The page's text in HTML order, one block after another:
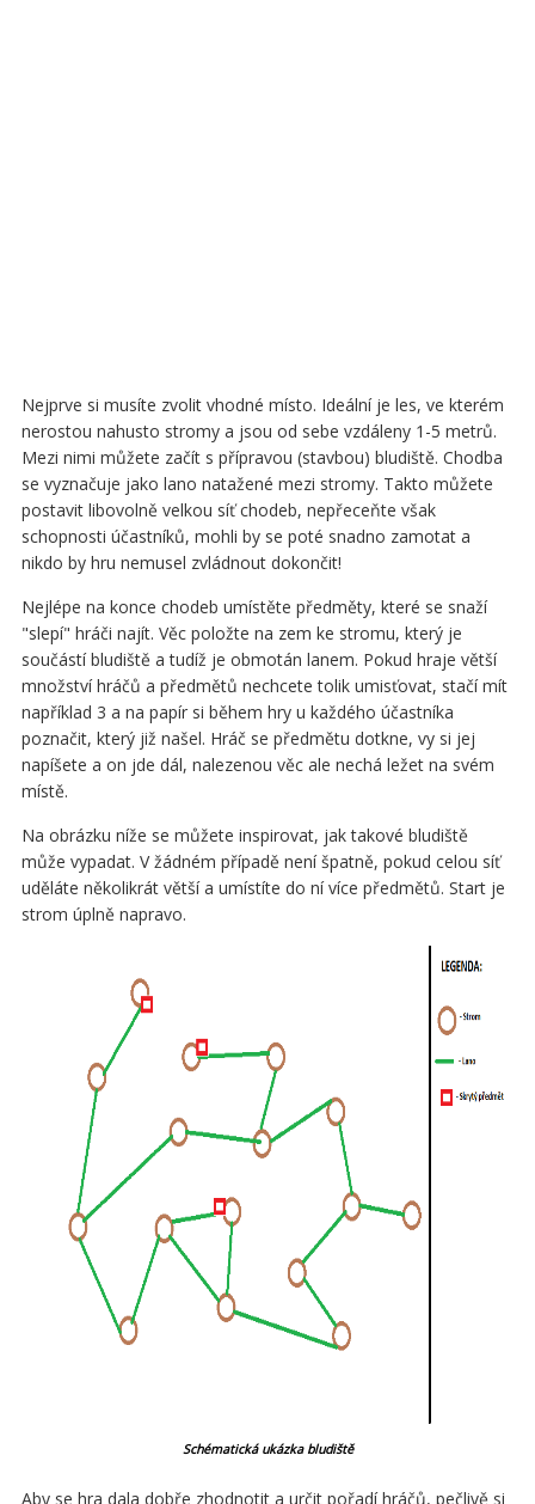
Nejprve si musíte zvolit vhodné místo. Ideální je les, ve kterém
nerostou nahusto stromy a jsou od sebe vzdáleny 1-5 metrů.
Mezi nimi můžete začít s přípravou (stavbou) bludiště. Chodba
se vyznačuje jako lano natažené mezi stromy. Takto můžete
postavit libovolně velkou síť chodeb, nepřeceňte však
schopnosti účastníků, mohli by se poté snadno zamotat a
nikdo by hru nemusel zvládnout dokončit!
Nejlépe na konce chodeb umístěte předměty, které se snaží
"slepí" hráči najít. Věc položte na zem ke stromu, který je
součástí bludiště a tudíž je obmotán lanem. Pokud hraje větší
množství hráčů a předmětů nechcete tolik umisťovat, stačí mít
například 3 a na papír si během hry u každého účastníka
poznačit, který již našel. Hráč se předmětu dotkne, vy si jej
napíšete a on jde dál, nalezenou věc ale nechá ležet na svém
místě.
Na obrázku níže se můžete inspirovat, jak takové bludiště
může vypadat. V žádném případě není špatně, pokud celou síť
uděláte několikrát větší a umístíte do ní více předmětů. Start je
strom úplně napravo.
Schématická ukázka bludiště
Aby se hra dala dobře zhodnotit a určit pořadí hráčů, pečlivě si